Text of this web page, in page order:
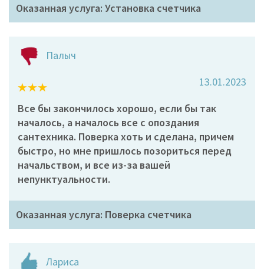
Оказанная услуга: Установка счетчика
Палыч
13.01.2023
Все бы закончилось хорошо, если бы так
началось, а началось все с опоздания
сантехника. Поверка хоть и сделана, причем
быстро, но мне пришлось позориться перед
начальством, и все из-за вашей
непунктуальности.
Оказанная услуга: Поверка счетчика
Лариса